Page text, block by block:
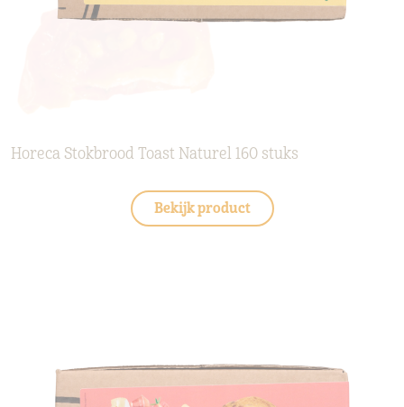
Horeca Stokbrood Toast Naturel 160 stuks
Bekijk product